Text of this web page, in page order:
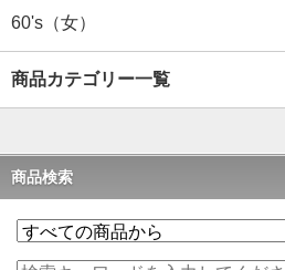
60's（女）
商品カテゴリー一覧
商品検索